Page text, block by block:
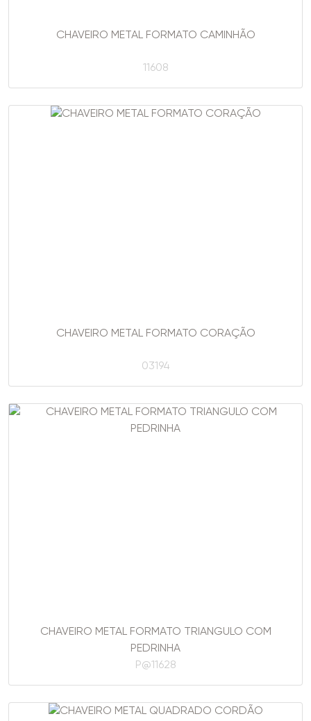
CHAVEIRO METAL FORMATO CAMINHÃO
11608
CHAVEIRO METAL FORMATO CORAÇÃO
03194
CHAVEIRO METAL FORMATO TRIANGULO COM
PEDRINHA
P@11628